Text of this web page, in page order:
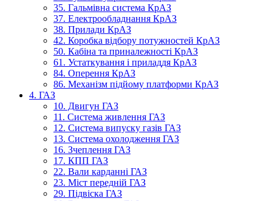
35. Гальмівна система КрАЗ
37. Електрообладнання КрАЗ
38. Прилади КрАЗ
42. Коробка відбору потужностей КрАЗ
50. Кабіна та приналежності КрАЗ
61. Устаткування і приладдя КрАЗ
84. Оперення КрАЗ
86. Механізм підйому платформи КрАЗ
4. ГАЗ
10. Двигун ГАЗ
11. Система живлення ГАЗ
12. Система випуску газів ГАЗ
13. Система охолодження ГАЗ
16. Зчеплення ГАЗ
17. КПП ГАЗ
22. Вали карданні ГАЗ
23. Міст передній ГАЗ
29. Підвіска ГАЗ